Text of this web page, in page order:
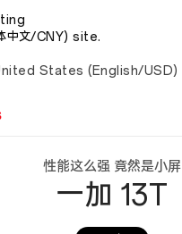
中文/CNY) site.
States (English/USD)
性能这么强 竟然是小屏
一加 13T